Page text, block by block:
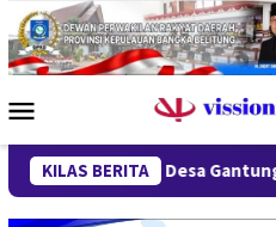
Loncat
ke
konten
Mobile
KILAS BERITA
Desa Gantung Disorot